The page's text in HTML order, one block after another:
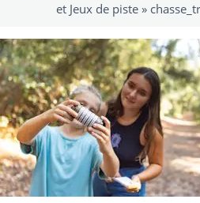
et Jeux de piste»